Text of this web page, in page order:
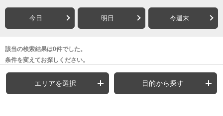
今日 明日 今週末
該当の検索結果は0件でした。
条件を変えてお探しください。
エリアを選択 目的から探す